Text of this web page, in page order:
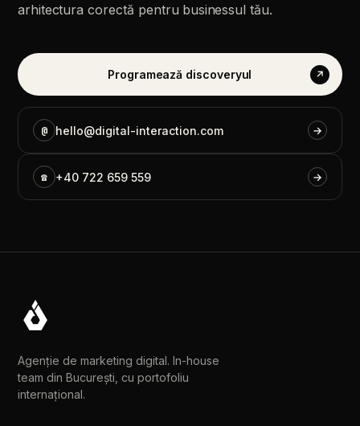
arhitectura corectă pentru businessul tău.
Programează discoveryul ↗
@ hello@digital-interaction.com →
☎ +40 722 659 559 →
Agenție de marketing digital. In-house
team din București, cu portofoliu
internațional.